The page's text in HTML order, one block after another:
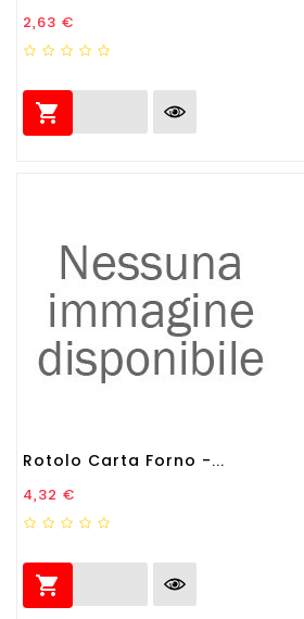
Prezzo
2,63 €

Rotolo Carta Forno -...
Prezzo
4,32 €
